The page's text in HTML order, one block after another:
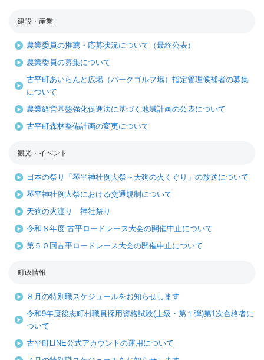
建設・産業
農業委員の推薦・応募状況について（最終公表）
農業委員の募集について
古平町あいらんど広場（パークゴルフ場）指定管理候補者の募集
について
農業経営基盤強化促進法に基づく地域計画の公表について
古平町森林整備計画の変更について
観光・イベント
日本の祭り「琴平神社例大祭～天狗の火くぐり」の放送について
琴平神社例大祭における交通規制について
天狗の火渡り 神社祭り
令和８年度 古平ロードレース大会の開催中止について
第５０回古平ロードレース大会の開催中止について
町政情報
８月の特別職スケジュールをお知らせします
令和9年度後志町村職員採用資格試験(上級・第１弾)第1次合格者に
ついて
古平町LINE公式アカウントの運用について